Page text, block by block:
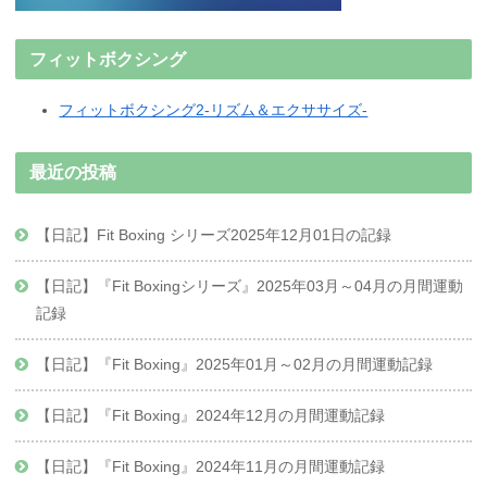
フィットボクシング
フィットボクシング2-リズム＆エクササイズ-
最近の投稿
【日記】Fit Boxing シリーズ2025年12月01日の記録
【日記】『Fit Boxingシリーズ』2025年03月～04月の月間運動
記録
【日記】『Fit Boxing』2025年01月～02月の月間運動記録
【日記】『Fit Boxing』2024年12月の月間運動記録
【日記】『Fit Boxing』2024年11月の月間運動記録